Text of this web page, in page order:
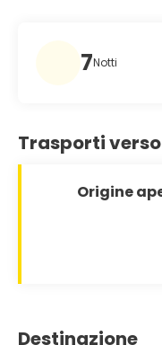
7Notti
Trasporti
Origine
Destinazione